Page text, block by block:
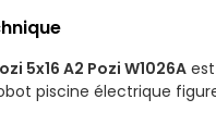
5x16 A2 Pozi W1026A
piscine électrique